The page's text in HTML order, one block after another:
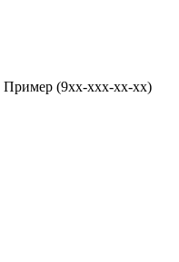
(9хх-ххх-хх-хх)